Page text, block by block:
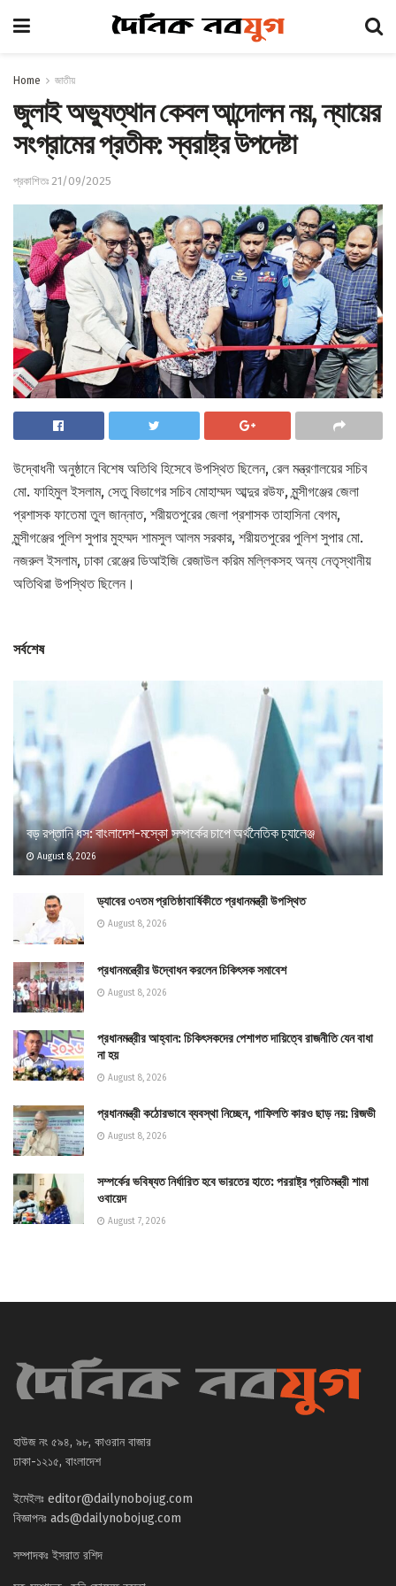
Home জাতীয়
জুলাই অভ্যুত্থান কেবল আন্দোলন নয়, ন্যায়ের
সংগ্রামের প্রতীক: স্বরাষ্ট্র উপদেষ্টা
প্রকাশিতঃ 21/09/2025
উদ্বোধনী অনুষ্ঠানে বিশেষ অতিথি হিসেবে উপস্থিত ছিলেন, রেল মন্ত্রণালয়ের সচিব
মো. ফাহিমুল ইসলাম, সেতু বিভাগের সচিব মোহাম্মদ আব্দুর রউফ, মুন্সীগঞ্জের জেলা
প্রশাসক ফাতেমা তুল জান্নাত, শরীয়তপুরের জেলা প্রশাসক তাহাসিনা বেগম,
মুন্সীগঞ্জের পুলিশ সুপার মুহম্মদ শামসুল আলম সরকার, শরীয়তপুরের পুলিশ সুপার মো.
নজরুল ইসলাম, ঢাকা রেঞ্জের ডিআইজি রেজাউল করিম মল্লিকসহ অন্য নেতৃস্থানীয়
অতিথিরা উপস্থিত ছিলেন।
সর্বশেষ
বড় রপ্তানি ধস: বাংলাদেশ-মস্কো সম্পর্কের চাপে অর্থনৈতিক চ্যালেঞ্জ
August 8, 2026
ড্যাবের ৩৭তম প্রতিষ্ঠাবার্ষিকীতে প্রধানমন্ত্রী উপস্থিত
August 8, 2026
প্রধানমন্ত্রীের উদ্বোধন করলেন চিকিৎসক সমাবেশ
August 8, 2026
প্রধানমন্ত্রীর আহ্বান: চিকিৎসকদের পেশাগত দায়িত্বে রাজনীতি যেন বাধা
না হয়
August 8, 2026
প্রধানমন্ত্রী কঠোরভাবে ব্যবস্থা নিচ্ছেন, গাফিলতি কারও ছাড় নয়: রিজভী
August 8, 2026
সম্পর্কের ভবিষ্যত নির্ধারিত হবে ভারতের হাতে: পররাষ্ট্র প্রতিমন্ত্রী শামা
ওবায়েদ
August 7, 2026
হাউজ নং ৫৯৪, ৯৮, কাওরান বাজার
ঢাকা-১২১৫, বাংলাদেশ
ইমেইলঃ editor@dailynobojug.com
বিজ্ঞাপনঃ ads@dailynobojug.com
সম্পাদকঃ ইসরাত রশিদ